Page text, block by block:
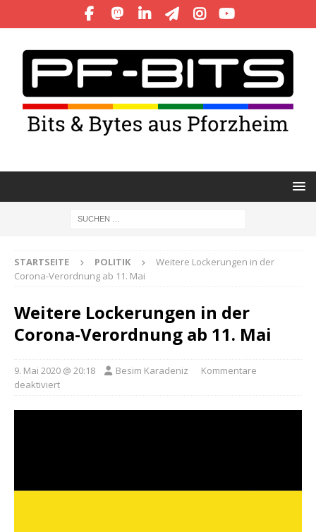
STARTSEITE POLITIK
Weitere Lockerungen in der
Corona-Verordnung ab 11. Mai
Weitere Lockerungen in der
Corona-Verordnung ab 11. Mai
9. Mai 2020 @ 20:18 Besim Karadeniz
Kommentare
deaktiviert